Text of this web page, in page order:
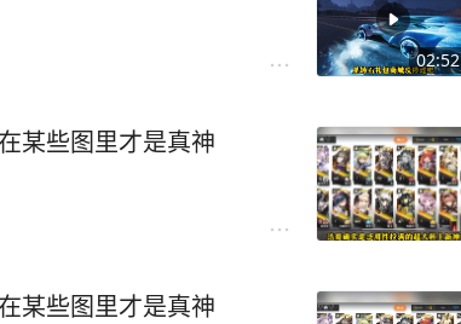
02:52
某些图里才是真神
某些图里才是真神